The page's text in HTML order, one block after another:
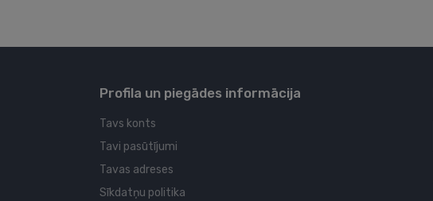
Profila un piegādes informācija
Tavs konts
Tavi pasūtījumi
Tavas adreses
Sīkdatņu politika